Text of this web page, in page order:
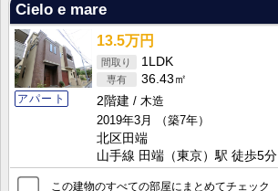
Cielo e mare
アパート
13.5万円
1LDK
36.43㎡
2階建
木造
2019年3月
（築7年）
北区田端
山手線 田端（東京）駅 徒歩5分
この建物のすべての部屋にまとめてチェック